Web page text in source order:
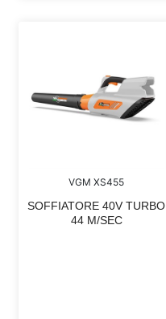
VGM XS455
SOFFIATORE 40V TURBO
44 M/SEC